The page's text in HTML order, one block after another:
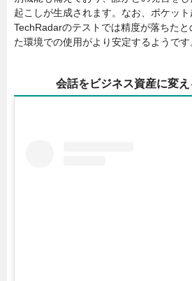
起こしが生成されます。なお、ポケッ
TechRadarのテストでは精度が落ちた
た環境での使用がより安定するようです
会話をビジネス資産に変